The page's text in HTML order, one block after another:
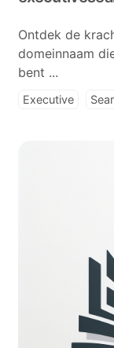
Ontdek de
domeinnaam
bent ...
Executive